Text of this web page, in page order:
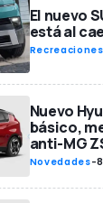
El nuevo
está al
Recreaciones
Nuevo
básico,
anti-MG
Novedades-